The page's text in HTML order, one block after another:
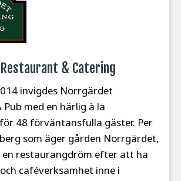
& Catering
invigdes Norrgärdet
Pub med en härlig à la
48 förväntansfulla gäster. Per
som äger gården Norrgärdet,
restaurangdröm efter att ha
caféverksamhet inne i